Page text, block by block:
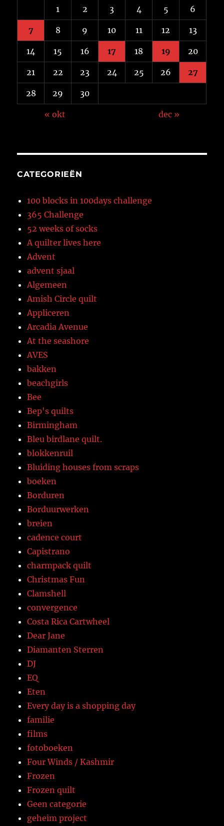
1 2 3 4 5 6
7 8 9 10 11 12 13
14 15 16 17 18 19 20
21 22 23 24 25 26 27
28 29 30
« okt dec »
CATEGORIEËN
100 blocks in 100days challenge
365 Challenge
52 weeks of socks
A quilter lives here
Advent
advent sjaal
Algemeen
Amish Circle quilt
Appliceren
Arcadia Avenue
At the seashore
AVES
bakken
beachgirls
Bee
Bep's quilts
Birmingham
Bleu birdlane quilt.
blokkenruil
Bluiding houses from scraps
boeken
Borduren
Borduurwerken
breien
cadence court
Capistrano
charmpack quilt
Christmas Fun
Clamshell
convergence
Costa Rica Cartwheel
Dear Jane
Diamanten Sterren
DJ
EQ
Eten
Every day is a shopping day
familie
films
fotoboeken
Four Winds / Kashmir
Frozen
Frozen quilt
Geen categorie
geheim project